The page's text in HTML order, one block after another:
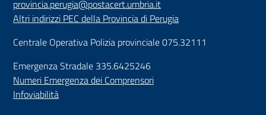
provincia.perugia@postacert.umbria.it
Altri indirizzi PEC della Provincia di Perugia
Centrale Operativa Polizia provinciale 075.32111
Emergenza Stradale 335.6425246
Numeri Emergenza dei Comprensori
Infoviabilità